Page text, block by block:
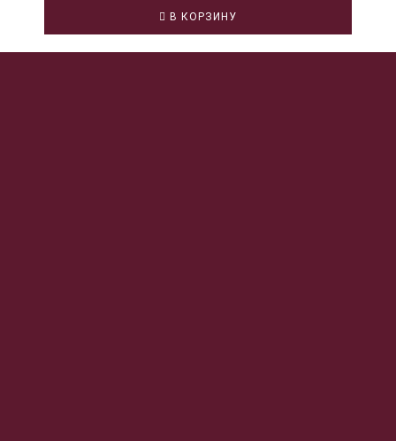
В КОРЗИНУ